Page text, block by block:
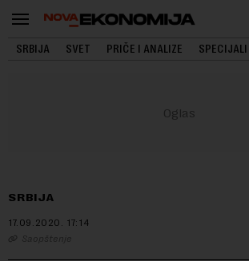
SRBIJA SVET PRIČE I ANALIZE SPECIJALI
SRBIJA
17.09.2020. 17:14
Saopštenje